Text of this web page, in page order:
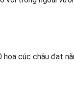
cúc chậu đạt